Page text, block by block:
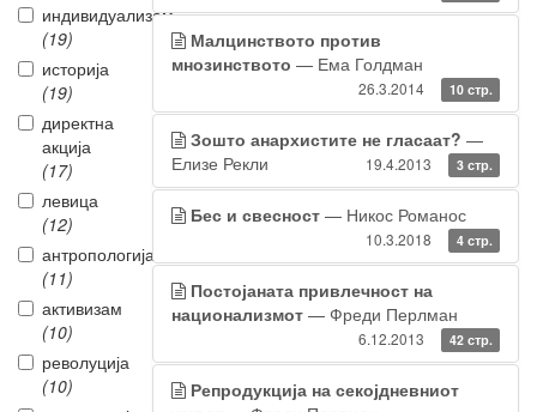
индивидуализам
(19)
историја
(19)
директна
акција
(17)
левица
(12)
антропологија
(11)
активизам
(10)
револуција
(10)
Малцинството против
мнозинството — Ема Голдман
26.3.2014 10 стр.
Зошто анархистите не гласаат? —
Елизе Рекли
19.4.2013 3 стр.
Бес и свесност — Никос Романос
10.3.2018 4 стр.
Постојаната привлечност на
национализмот — Фреди Перлман
6.12.2013 42 стр.
Репродукција на секојдневниот